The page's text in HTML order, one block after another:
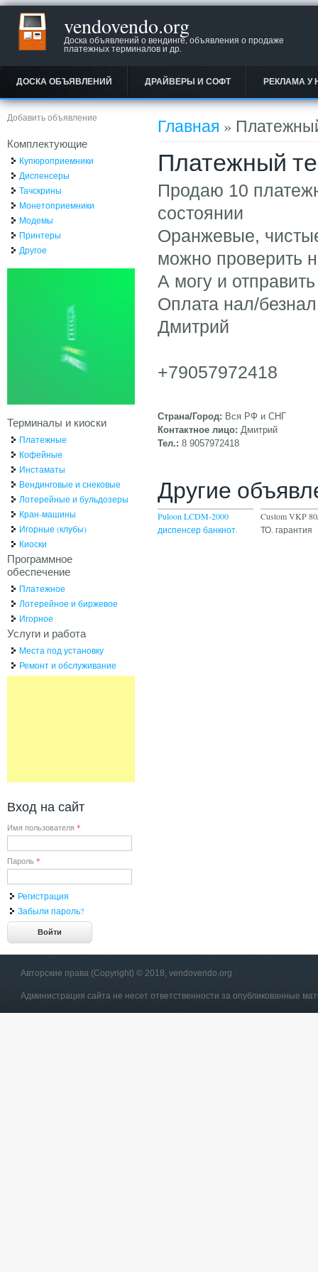
vendovendo.org
Доска объявлений о вендинге, объявления о продаже
платежных терминалов и др.
ДОСКА ОБЪЯВЛЕНИЙ ДРАЙВЕРЫ И СОФТ РЕКЛАМА У
Вы здесь
Главная »
Платежный
Продаю 10
состоянии
Оранжевые,
можно проверить
А могу и
Оплата нал/
Дмитрий
+79057972418
Страна/Город: Вся РФ и СНГ
Контактное лицо: Дмитрий
Тел.: 8 9057972418
Другие
Puloon LCDM-2000
диспенсер банкнот.
Custom VKP
ТО. гарантия
Добавить объявление
Комплектующие
Купюроприемники
Диспенсеры
Тачскрины
Монетоприемники
Модемы
Принтеры
Другое
Терминалы и киоски
Платежные
Кофейные
Инстаматы
Вендинговые и снековые
Лотерейные и бульдозеры
Кран-машины
Игорные (клубы)
Киоски
Программное
обеспечение
Платежное
Лотерейное и биржевое
Игорное
Услуги и работа
Места под установку
Ремонт и обслуживание
Вход на сайт
Имя пользователя *
Пароль *
Регистрация
Забыли пароль?
Авторские права (Copyright) © 2018, vendovendo.org
Администрация сайта не несет ответственности за опубликованные